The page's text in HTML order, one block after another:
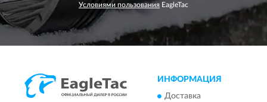
Условиями пользования EagleTac
ИНФОРМАЦИЯ
Доставка